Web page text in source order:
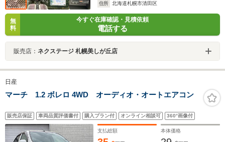
住所
北海道札幌市清田区
無
料
今すぐ在庫確認・見積依頼
電話する
販売店： ネクステージ 札幌美しが丘店
日産
マーチ 1.2 ボレロ 4WD オーディオ・オートエアコン
販売店保証 車両品質評価書付 購入プラン付 オンライン相談可 360°画像付
支払総額 本体価格